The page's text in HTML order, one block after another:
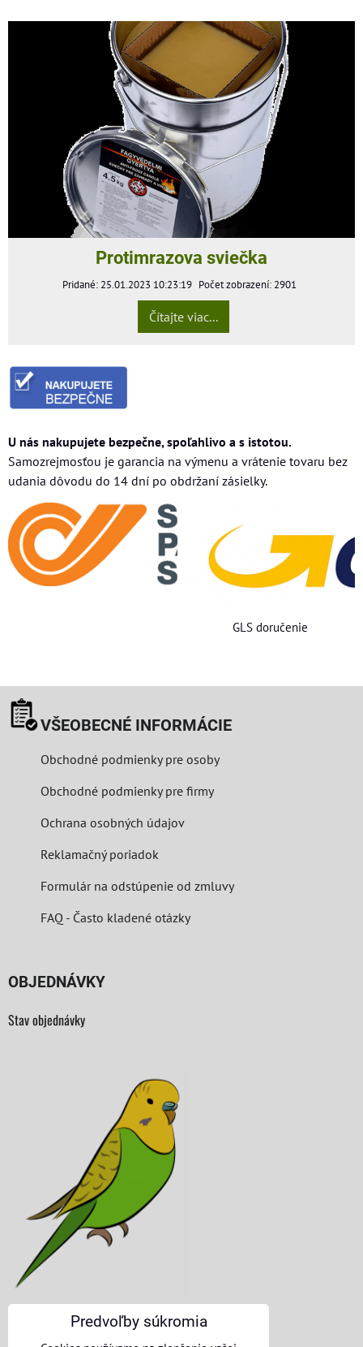
Protimrazova sviečka
Pridané: 25.01.2023 10:23:19 Počet zobrazení: 2901
Čítajte viac...
U nás nakupujete bezpečne, spoľahlivo a s istotou.
Samozrejmosťou je garancia na výmenu a vrátenie tovaru bez
udania dôvodu do 14 dní po obdržaní zásielky.
GLS doručenie
VŠEOBECNÉ INFORMÁCIE
Obchodné podmienky pre osoby
Obchodné podmienky pre firmy
Ochrana osobných údajov
Reklamačný poriadok
Formulár na odstúpenie od zmluvy
FAQ - Často kladené otázky
OBJEDNÁVKY
Stav objednávky
KONTAKTNÉ ÚDAJE
Predvoľby súkromia